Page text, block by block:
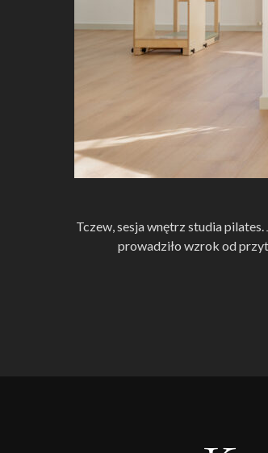
Tczew, sesja wnętrz studia
prowadziło wzrok od